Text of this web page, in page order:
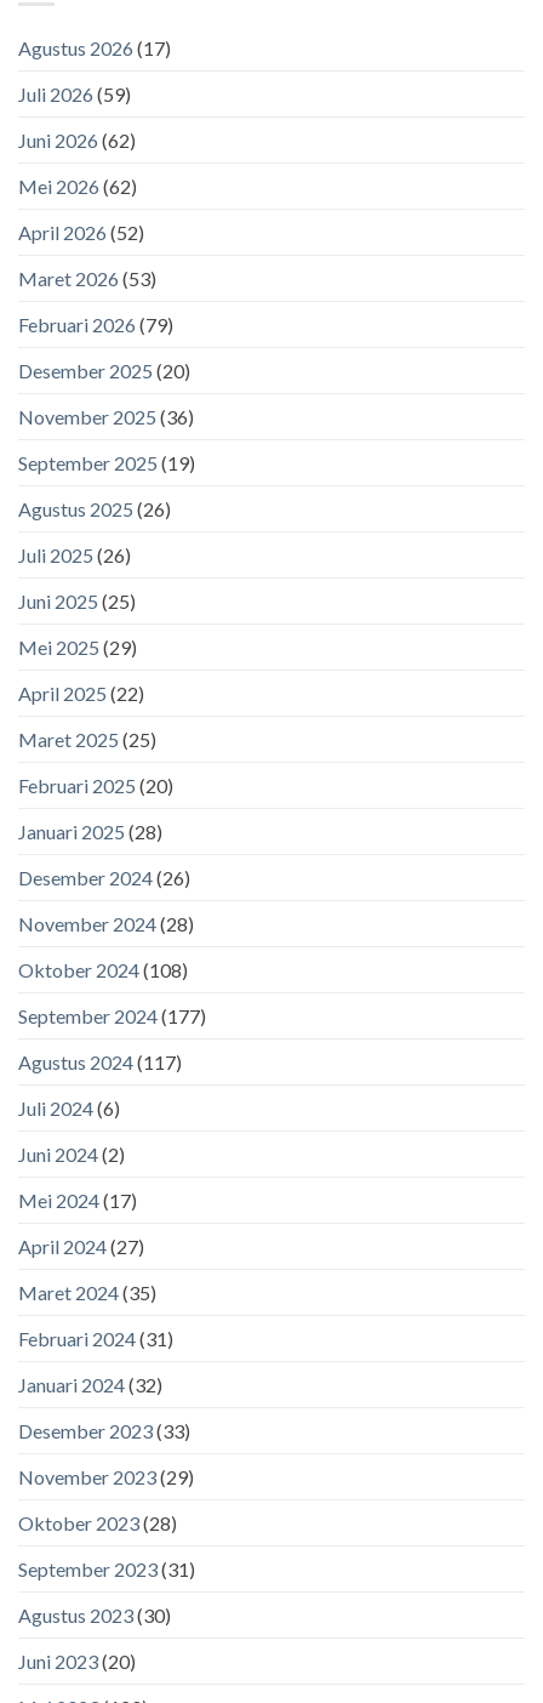
Agustus 2026 (17)
Juli 2026 (59)
Juni 2026 (62)
Mei 2026 (62)
April 2026 (52)
Maret 2026 (53)
Februari 2026 (79)
Desember 2025 (20)
November 2025 (36)
September 2025 (19)
Agustus 2025 (26)
Juli 2025 (26)
Juni 2025 (25)
Mei 2025 (29)
April 2025 (22)
Maret 2025 (25)
Februari 2025 (20)
Januari 2025 (28)
Desember 2024(26)
November 2024(28)
Oktober 2024(108)
September 2024(177)
Agustus 2024(117)
Juli 2024(6)
Juni 2024(2)
Mei 2024(17)
April 2024(27)
Maret 2024(35)
Februari 2024(31)
Januari 2024(32)
Desember 2023(33)
November 2023(29)
Oktober 2023(28)
September 2023(31)
Agustus 2023(30)
Juni 2023(20)